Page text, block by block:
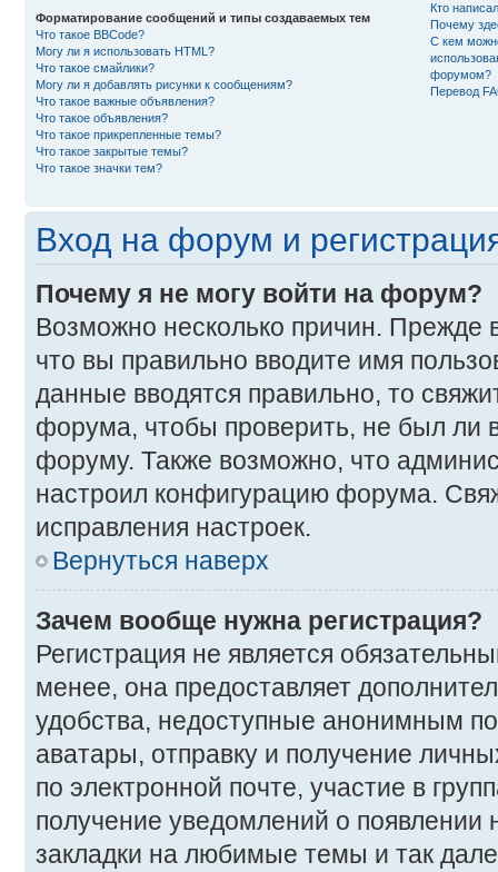
Форматирование сообщений и типы создаваемых тем
Что такое BBCode?
Могу ли я использовать HTML?
Что такое смайлики?
Могу ли я добавлять рисунки к сообщениям?
Что такое важные объявления?
Что такое объявления?
Что такое прикрепленные темы?
Что такое закрытые темы?
Что такое значки тем?
Кто
Почему
С кем
форумом?
Перевод
Вход на форум и
Почему я не могу войти на форум?
Возможно несколько причин. Прежде
что вы правильно вводите имя
данные вводятся правильно, то
форума, чтобы проверить, не был ли
форуму. Также возможно, что
настроил конфигурацию форума.
исправления настроек.
Вернуться наверх
Зачем вообще нужна регистрация?
Регистрация не является
менее, она предоставляет
удобства, недоступные анонимным
аватары, отправку и получение
по электронной почте, участие в
получение уведомлений о
закладки на любимые темы и так